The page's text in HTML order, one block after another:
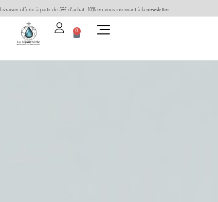
Livraison offerte à partir de 59€ d’achat -10% en vous inscrivant à la newsletter
0